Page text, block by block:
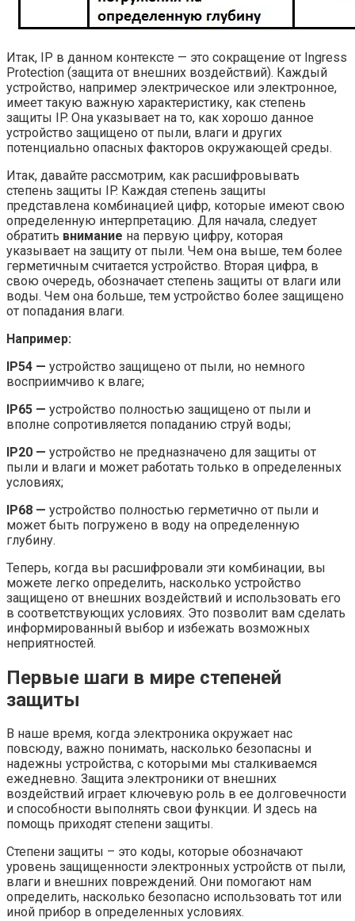
Итак, IP в данном контексте — это сокращение от Ingress
Protection (защита от внешних воздействий). Каждый
устройство, например электрическое или электронное,
имеет такую важную характеристику, как степень
защиты IP. Она указывает на то, как хорошо данное
устройство защищено от пыли, влаги и других
потенциально опасных факторов окружающей среды.
Итак, давайте рассмотрим, как расшифровывать
степень защиты IP. Каждая степень защиты
представлена комбинацией цифр, которые имеют свою
определенную интерпретацию. Для начала, следует
обратить внимание на первую цифру, которая
указывает на защиту от пыли. Чем она выше, тем более
герметичным считается устройство. Вторая цифра, в
свою очередь, обозначает степень защиты от влаги или
воды. Чем она больше, тем устройство более защищено
от попадания влаги.
Например:
IP54 — устройство защищено от пыли, но немного
восприимчиво к влаге;
IP65 — устройство полностью защищено от пыли и
вполне сопротивляется попаданию струй воды;
IP20 — устройство не предназначено для защиты от
пыли и влаги и может работать только в определенных
условиях;
IP68 — устройство полностью герметично от пыли и
может быть погружено в воду на определенную
глубину.
Теперь, когда вы расшифровали эти комбинации, вы
можете легко определить, насколько устройство
защищено от внешних воздействий и использовать его
в соответствующих условиях. Это позволит вам сделать
информированный выбор и избежать возможных
неприятностей.
Первые шаги в мире степеней
защиты
В наше время, когда электроника окружает нас
повсюду, важно понимать, насколько безопасны и
надежны устройства, с которыми мы сталкиваемся
ежедневно. Защита электроники от внешних
воздействий играет ключевую роль в ее долговечности
и способности выполнять свои функции. И здесь на
помощь приходят степени защиты.
Степени защиты – это коды, которые обозначают
уровень защищенности электронных устройств от пыли,
влаги и внешних повреждений. Они помогают нам
определить, насколько безопасно использовать тот или
иной прибор в определенных условиях.